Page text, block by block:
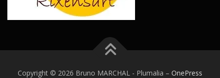
Copyright © 2026 Bruno MARCHAL - Plumalia – OnePress